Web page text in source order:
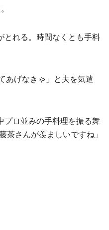
れる。時間なくとも手料
あげなきゃ」と夫を気遣
ロ並みの手料理を振る舞
さんが羨ましいですね」